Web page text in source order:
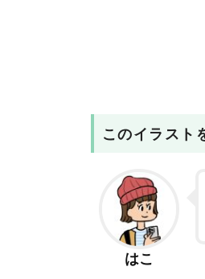
このイラスト
はこ